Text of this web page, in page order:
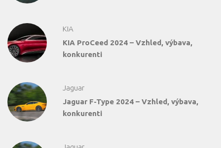
KIA
KIA ProCeed 2024 – Vzhled, výbava,
konkurenti
Jaguar
Jaguar F-Type 2024 – Vzhled, výbava,
konkurenti